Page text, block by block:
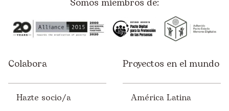
Somos miembros de:
Colabora
Hazte socio/a
Proyectos en el mundo
América Latina